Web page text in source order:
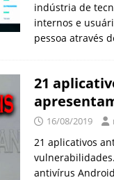
indústria de
internos e
pessoa através
21
16/08/2019
21 aplicativos
antivírus